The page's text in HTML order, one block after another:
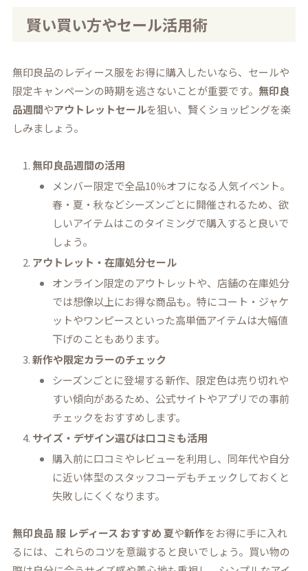
賢い買い方やセール活用術
無印良品のレディース服をお得に購入したいなら、セールや
限定キャンペーンの時期を逃さないことが重要です。 無印良
品週間やアウトレットセールを狙い、賢くショッピングを楽
しみましょう。
無印良品週間の活用
メンバー限定で全品10％オフになる人気イベント。
春・夏・秋などシーズンごとに開催されるため、欲
しいアイテムはこのタイミングで購入すると良いで
しょう。
アウトレット・在庫処分セール
オンライン限定のアウトレットや、店舗の在庫処分
では想像以上にお得な商品も。特にコート・ジャケ
ットやワンピースといった高単価アイテムは大幅値
下げのこともあります。
新作や限定カラーのチェック
シーズンごとに登場する新作、限定色は売り切れや
すい傾向があるため、公式サイトやアプリでの事前
チェックをおすすめします。
サイズ・デザイン選びは口コミも活用
購入前に口コミやレビューを利用し、同年代や自分
に近い体型のスタッフコーデもチェックしておくと
失敗しにくくなります。
無印良品 服 レディース おすすめ 夏や新作をお得に手に入れ
るには、これらのコツを意識すると良いでしょう。買い物の